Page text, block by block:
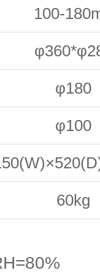
100-180
φ360*φ
φ180
φ100
(W)×520
60kg